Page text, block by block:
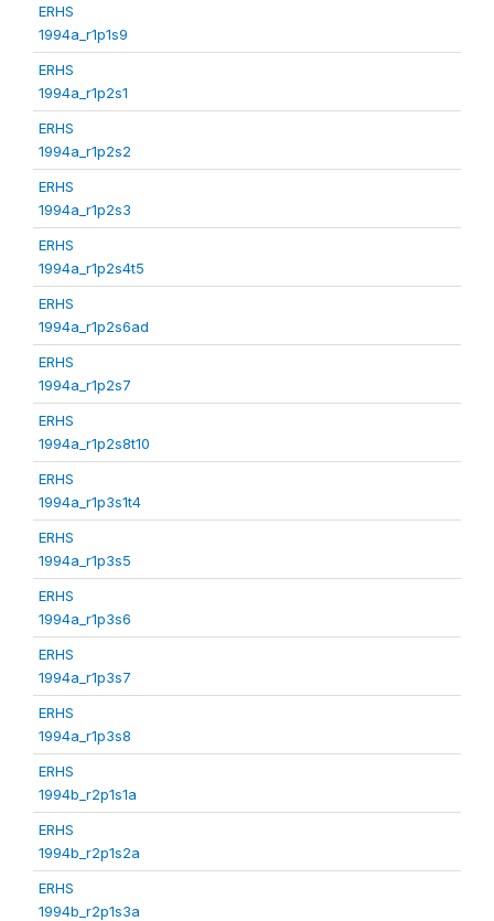
ERHS
1994a_r1p1s9
ERHS
1994a_r1p2s1
ERHS
1994a_r1p2s2
ERHS
1994a_r1p2s3
ERHS
1994a_r1p2s4t5
ERHS
1994a_r1p2s6ad
ERHS
1994a_r1p2s7
ERHS
1994a_r1p2s8t10
ERHS
1994a_r1p3s1t4
ERHS
1994a_r1p3s5
ERHS
1994a_r1p3s6
ERHS
1994a_r1p3s7
ERHS
1994a_r1p3s8
ERHS
1994b_r2p1s1a
ERHS
1994b_r2p1s2a
ERHS
1994b_r2p1s3a